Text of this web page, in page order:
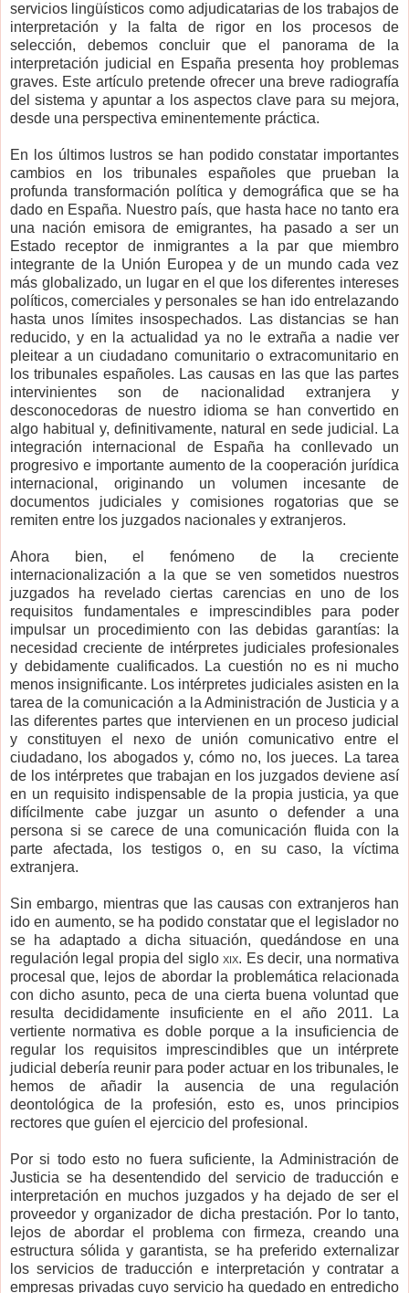
servicios lingüísticos como adjudicatarias de los trabajos de
interpretación y la falta de rigor en los procesos de
selección, debemos concluir que el panorama de la
interpretación judicial en España presenta hoy problemas
graves. Este artículo pretende ofrecer una breve radiografía
del sistema y apuntar a los aspectos clave para su mejora,
desde una perspectiva eminentemente práctica.
En los últimos lustros se han podido constatar importantes
cambios en los tribunales españoles que prueban la
profunda transformación política y demográfica que se ha
dado en España. Nuestro país, que hasta hace no tanto era
una nación emisora de emigrantes, ha pasado a ser un
Estado receptor de inmigrantes a la par que miembro
integrante de la Unión Europea y de un mundo cada vez
más globalizado, un lugar en el que los diferentes intereses
políticos, comerciales y personales se han ido entrelazando
hasta unos límites insospechados. Las distancias se han
reducido, y en la actualidad ya no le extraña a nadie ver
pleitear a un ciudadano comunitario o extracomunitario en
los tribunales españoles. Las causas en las que las partes
intervinientes son de nacionalidad extranjera y
desconocedoras de nuestro idioma se han convertido en
algo habitual y, definitivamente, natural en sede judicial. La
integración internacional de España ha conllevado un
progresivo e importante aumento de la cooperación jurídica
internacional, originando un volumen incesante de
documentos judiciales y comisiones rogatorias que se
remiten entre los juzgados nacionales y extranjeros.
Ahora bien, el fenómeno de la creciente
internacionalización a la que se ven sometidos nuestros
juzgados ha revelado ciertas carencias en uno de los
requisitos fundamentales e imprescindibles para poder
impulsar un procedimiento con las debidas garantías: la
necesidad creciente de intérpretes judiciales profesionales
y debidamente cualificados. La cuestión no es ni mucho
menos insignificante. Los intérpretes judiciales asisten en la
tarea de la comunicación a la Administración de Justicia y a
las diferentes partes que intervienen en un proceso judicial
y constituyen el nexo de unión comunicativo entre el
ciudadano, los abogados y, cómo no, los jueces. La tarea
de los intérpretes que trabajan en los juzgados deviene así
en un requisito indispensable de la propia justicia, ya que
difícilmente cabe juzgar un asunto o defender a una
persona si se carece de una comunicación fluida con la
parte afectada, los testigos o, en su caso, la víctima
extranjera.
Sin embargo, mientras que las causas con extranjeros han
ido en aumento, se ha podido constatar que el legislador no
se ha adaptado a dicha situación, quedándose en una
regulación legal propia del sigloxix. Es decir, una normativa
procesal que, lejos de abordar la problemática relacionada
con dicho asunto, peca de una cierta buena voluntad que
resulta decididamente insuficiente en el año 2011. La
vertiente normativa es doble porque a la insuficiencia de
regular los requisitos imprescindibles que un intérprete
judicial debería reunir para poder actuar en los tribunales, le
hemos de añadir la ausencia de una regulación
deontológica de la profesión, esto es, unos principios
rectores que guíen el ejercicio del profesional.
Por si todo esto no fuera suficiente, la Administración de
Justicia se ha desentendido del servicio de traducción e
interpretación en muchos juzgados y ha dejado de ser el
proveedor y organizador de dicha prestación. Por lo tanto,
lejos de abordar el problema con firmeza, creando una
estructura sólida y garantista, se ha preferido externalizar
los servicios de traducción e interpretación y contratar a
empresas privadas cuyo servicio ha quedado en entredicho